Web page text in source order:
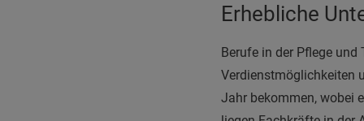
Erhebliche
Berufe in der Pflege
Verdienstmöglichkeiten
Jahr bekommen, wobei